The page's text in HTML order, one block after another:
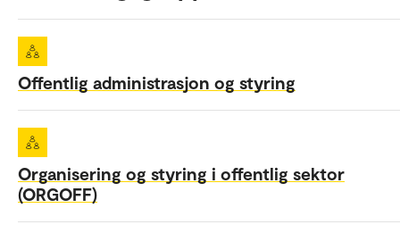
Offentlig administrasjon og styring
Organisering og styring i offentlig sektor
(ORGOFF)